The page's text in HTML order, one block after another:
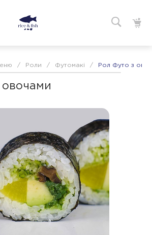
/ Роли / Футомакі / Рол Футо з